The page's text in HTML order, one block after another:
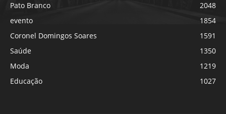
Pato Branco
2048
evento
1854
Coronel Domingos Soares
1591
Saúde
1350
Moda
1219
Educação
1027